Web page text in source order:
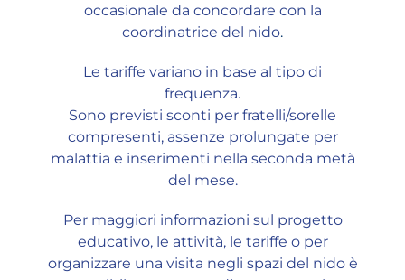
occasionale da concordare con la
coordinatrice del nido.
Le tariffe variano in base al tipo di
frequenza.
Sono previsti sconti per fratelli/sorelle
compresenti, assenze prolungate per
malattia e inserimenti nella seconda metà
del mese.
Per maggiori informazioni sul progetto
educativo, le attività, le tariffe o per
organizzare una visita negli spazi del nido è